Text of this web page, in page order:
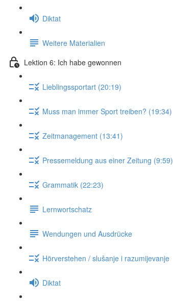
Diktat
Weitere Materialien
Lektion 6: Ich habe gewonnen
Lieblingssportart (20:19)
Muss man immer Sport treiben? (19:34)
Zeitmanagement (13:41)
Pressemeldung aus einer Zeitung (9:59)
Grammatik (22:23)
Lernwortschatz
Wendungen und Ausdrücke
Hörverstehen / slušanje i razumijevanje
Diktat